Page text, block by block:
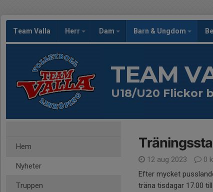
Team Valla Herr Dam Barn & Ungdom
TEAM
U18/U20 Flickor
Hem
Nyheter
Truppen
12 aug 2023
0
Efter mycket
träna tisdagar 17.00